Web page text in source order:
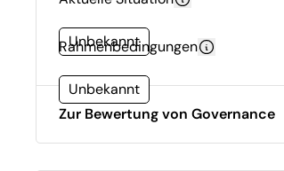
Unbekannt
Rahmenbedingungen
Unbekannt
Zur Bewertung von Governance